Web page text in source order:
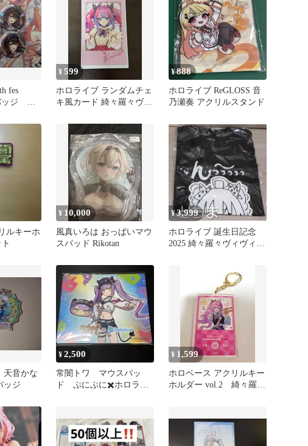
fes
ッジ ロ
¥599
ホロライブ ランダムチェ
キ風カード 綺々羅々ヴィ
¥888
ホロライブ ReGLOSS 音
乃瀬奏 アクリルスタンド
ルキーホ
¥ 10,000
風真いろは おっぱいマウ
スパッド Rikotan
¥3,999
ホロライブ 誕生日記念
2025 綺々羅々ヴィヴィ T
天音かな
ッジ
¥2,500
常闇トワ マウスパッ
ド ぷにぷに✖️ホロライ
¥ 1,599
ホロベース アクリルキー
ホルダー vol.2 綺々羅々